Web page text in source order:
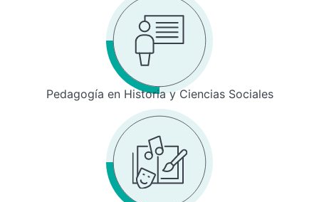
Pedagogía en Historia y Ciencias Sociales